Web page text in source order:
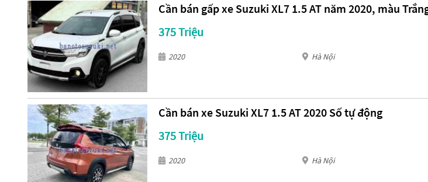
Cần bán gấp xe Suzuki XL7 1.5 AT năm 2020, màu
375 Triệu
2020 Hà Nội
Cần bán xe Suzuki XL7 1.5 AT 2020 Số tự động
375 Triệu
2020 Hà Nội